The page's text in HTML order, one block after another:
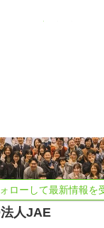
”に立つ
ったら、何が生ま
編み直していき
にも関わるよう
合う姿勢は一貫
を育てる
ローして最新情報を
人JAE